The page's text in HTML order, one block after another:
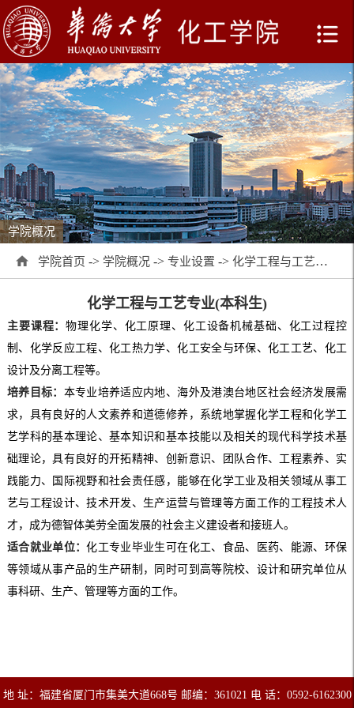
学院概况
学院首页 -> 学院概况 -> 专业设置 -> 化学工程与工艺专业(本科生)
化学工程与工艺专业(本科生)
主要课程：物理化学、化工原理、化工设备机械基础、化工过程控
制、化学反应工程、化工热力学、化工安全与环保、化工工艺、化工
设计及分离工程等。
培养目标： 本专业培养适应内地、海外及港澳台地区社会经济发展需
求，具有良好的人文素养和道德修养，系统地掌握化学工程和化学工
艺学科的基本理论、基本知识和基本技能以及相关的现代科学技术基
础理论，具有良好的开拓精神、创新意识、团队合作、工程素养、实
践能力、国际视野和社会责任感，能够在化学工业及相关领域从事工
艺与工程设计、技术开发、生产运营与管理等方面工作的工程技术人
才，成为德智体美劳全面发展的社会主义建设者和接班人。
适合就业单位：化工专业毕业生可在化工、食品、医药、能源、环保
等领域从事产品的生产研制，同时可到高等院校、设计和研究单位从
事科研、生产、管理等方面的工作。
地 址：福建省厦门市集美大道668号 邮编：361021 电 话：0592-6162300